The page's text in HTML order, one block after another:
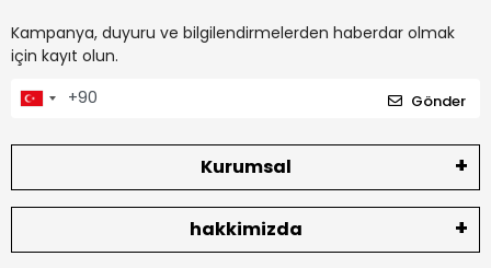
Kampanya, duyuru ve bilgilendirmelerden haberdar olmak
için kayıt olun.
Gönder
Kurumsal
hakkimizda